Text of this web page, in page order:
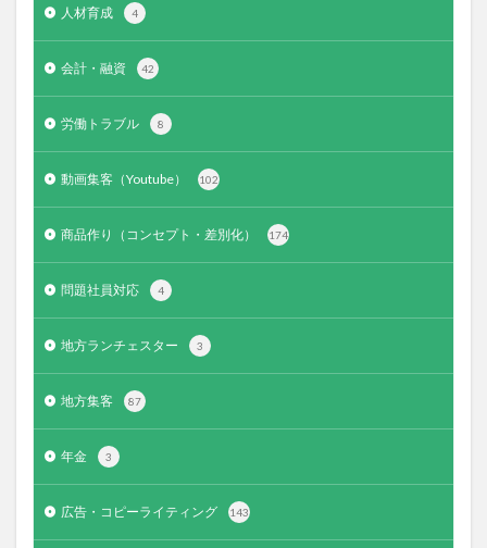
人材育成 4
会計・融資 42
労働トラブル 8
動画集客（Youtube） 102
商品作り（コンセプト・差別化） 174
問題社員対応 4
地方ランチェスター 3
地方集客 87
年金 3
広告・コピーライティング 143